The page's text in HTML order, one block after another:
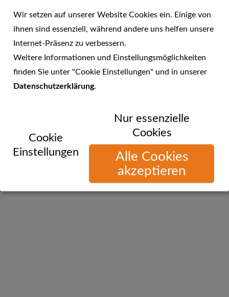
Kontakt Datenschutz Impressum
Wir setzen auf unserer Website Cookies ein. Einige von
ihnen sind essenziell, während andere uns helfen unsere
Internet-Präsenz zu verbessern.
Weitere Informationen und Einstellungsmöglichkeiten
finden Sie unter "Cookie Einstellungen" und in unserer
Datenschutzerklärung.
Cookie
Einstellungen
Nur essenzielle
Cookies
Alle Cookies
akzeptieren